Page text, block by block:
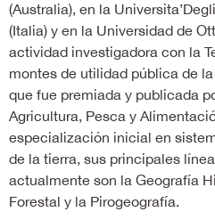
(Australia), en la
(Italia) y en la Universidad de
actividad investigadora con la
montes de utilidad pública de
que fue premiada y publicada
Agricultura, Pesca y
especialización inicial en
de la tierra, sus principales
actualmente son la Geografía
Forestal y la Pirogeografía.